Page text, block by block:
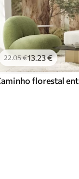
22.05€13.23€